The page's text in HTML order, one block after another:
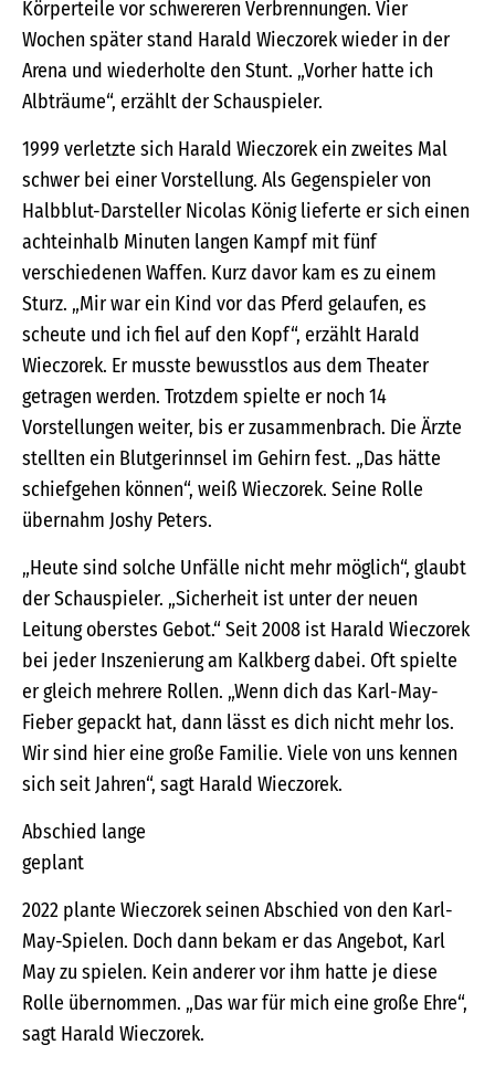
Körperteile vor schwereren Verbrennungen. Vier
Wochen später stand Harald Wieczorek wieder in der
Arena und wiederholte den Stunt. „Vorher hatte ich
Albträume“, erzählt der Schauspieler.
1999 verletzte sich Harald Wieczorek ein zweites Mal
schwer bei einer Vorstellung. Als Gegenspieler von
Halbblut-Darsteller Nicolas König lieferte er sich einen
achteinhalb Minuten langen Kampf mit fünf
verschiedenen Waffen. Kurz davor kam es zu einem
Sturz. „Mir war ein Kind vor das Pferd gelaufen, es
scheute und ich fiel auf den Kopf“, erzählt Harald
Wieczorek. Er musste bewusstlos aus dem Theater
getragen werden. Trotzdem spielte er noch 14
Vorstellungen weiter, bis er zusammenbrach. Die Ärzte
stellten ein Blutgerinnsel im Gehirn fest. „Das hätte
schiefgehen können“, weiß Wieczorek. Seine Rolle
übernahm Joshy Peters.
„Heute sind solche Unfälle nicht mehr möglich“, glaubt
der Schauspieler. „Sicherheit ist unter der neuen
Leitung oberstes Gebot.“ Seit 2008 ist Harald Wieczorek
bei jeder Inszenierung am Kalkberg dabei. Oft spielte
er gleich mehrere Rollen. „Wenn dich das Karl-May-
Fieber gepackt hat, dann lässt es dich nicht mehr los.
Wir sind hier eine große Familie. Viele von uns kennen
sich seit Jahren“, sagt Harald Wieczorek.
Abschied lange
geplant
2022 plante Wieczorek seinen Abschied von den Karl-
May-Spielen. Doch dann bekam er das Angebot, Karl
May zu spielen. Kein anderer vor ihm hatte je diese
Rolle übernommen. „Das war für mich eine große Ehre“,
sagt Harald Wieczorek.